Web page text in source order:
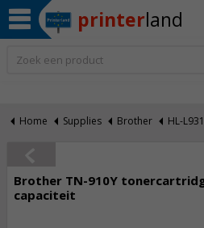
printerland
Home Supplies Brother HL-
Brother TN-910Y
capaciteit